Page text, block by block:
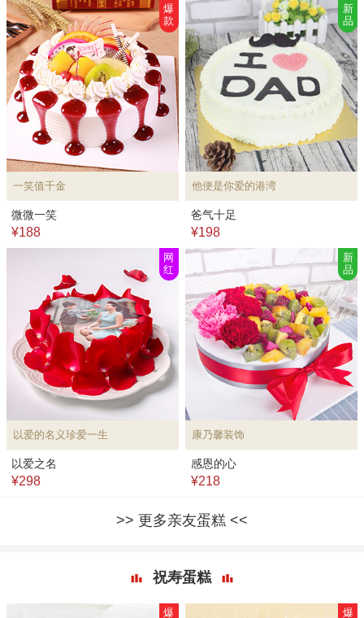
一笑值千金
爆
款
微微一笑
¥188
他便是你爱的港湾
新
品
爸气十足
¥198
以爱的名义珍爱一生
网
红
以爱之名
¥298
康乃馨装饰
新
品
感恩的心
¥218
更多亲友蛋糕
祝寿蛋糕
爆
爆